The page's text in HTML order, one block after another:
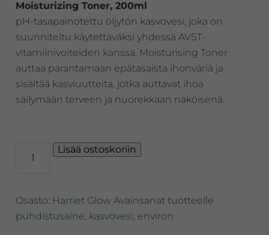
Moisturizing Toner, 200ml
pH-tasapainotettu öljytön kasvovesi, joka on
suunniteltu käytettäväksi yhdessä AVST-
vitamiinivoiteiden kanssa. Moisturising Toner
auttaa parantamaan epätasaista ihonväriä ja
sisältää kasviuutteita, jotka auttavat ihoa
säilymään terveen ja nuorekkaan näköisenä.
suosikki!
vitamiinikasvovesi
kaikille
Lisää ostoskoriin
Osasto: Harriet Glow Avainsanat tuotteelle
puhdistusaine, kasvovesi, environ